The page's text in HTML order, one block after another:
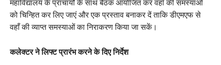
महाविद्यालय के प्राचार्यों के साथ बैठक आयोजित कर वहाँ की समस्याओं
को चिन्हित कर लिए जाएं और एक प्रस्ताव बनाकर दें ताकि डीएमएफ से
वहाँ की व्याप्त समस्याओं का निराकरण किया जा सकें।
कलेक्टर ने लिफ्ट प्रारंभ करने के दिए निर्देश